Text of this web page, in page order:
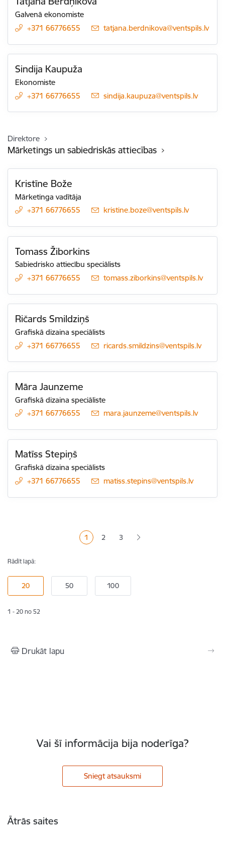
Galvenā ekonomiste
+371 66776655
E-pasts:
tatjana.berdnikova@ventspils.lv
Sindija Kaupuža
Ekonomiste
+371 66776655
E-pasts:
sindija.kaupuza@ventspils.lv
Direktore
Mārketings un sabiedriskās attiecības
Kristīne Bože
Mārketinga vadītāja
+371 66776655
E-pasts:
kristine.boze@ventspils.lv
Tomass Žiborkins
Sabiedrisko attiecību speciālists
+371 66776655
E-pasts:
tomass.ziborkins@ventspils.lv
Ričards Smildziņš
Grafiskā dizaina speciālists
+371 66776655
E-pasts:
ricards.smildzins@ventspils.lv
Māra Jaunzeme
Grafiskā dizaina speciāliste
+371 66776655
E-pasts:
mara.jaunzeme@ventspils.lv
Matīss Stepiņš
Grafiskā dizaina speciālists
+371 66776655
E-pasts:
matiss.stepins@ventspils.lv
Pašreizējā lapa
1 Lapa
2 Lapa
3
Rādīt lapā:
1 - 20 no 52
Drukāt lapu
Vai šī informācija bija noderīga?
Sniegt atsauksmi
Ātrās saites